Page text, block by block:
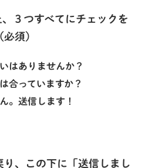
３つすべてにチェックを
須）
はありませんか？
合っていますか？
。送信します！
、この下に「送信しまし